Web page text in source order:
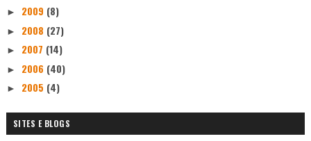
► 2009 (8)
► 2008 (27)
► 2007 (14)
► 2006 (40)
► 2005 (4)
SITES E BLOGS